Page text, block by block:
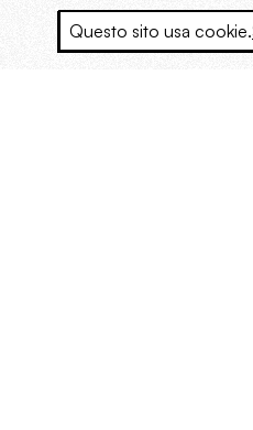
Questo sito usa cookie.